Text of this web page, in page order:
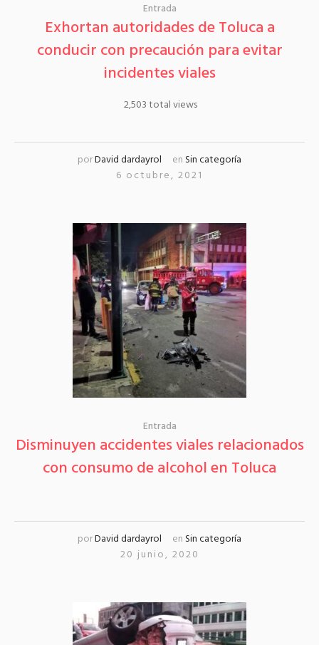
Entrada
Exhortan autoridades de Toluca a
conducir con precaución para evitar
incidentes viales
2,503 total views
porDavid dardayrol en Sin categoría
6 octubre, 2021
Entrada
Disminuyen accidentes viales relacionados
con consumo de alcohol en Toluca
porDavid dardayrol en Sin categoría
20 junio, 2020